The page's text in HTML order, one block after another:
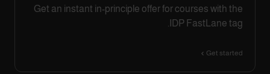
Get an instant in-principle offer for courses with the
IDP FastLane tag.
Get started